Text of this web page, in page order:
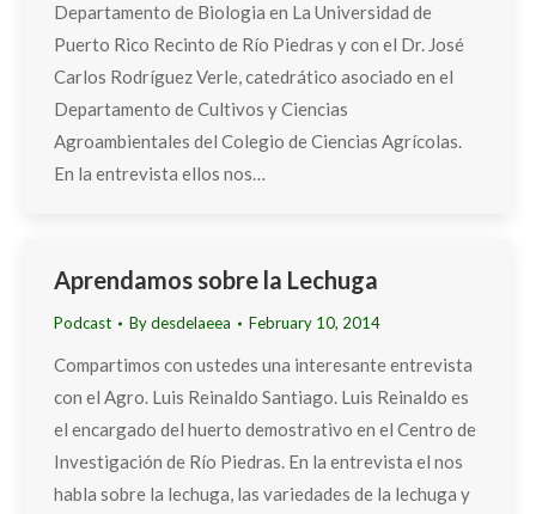
Departamento de Biologia en La Universidad de
Puerto Rico Recinto de Río Piedras y con el Dr. José
Carlos Rodríguez Verle, catedrático asociado en el
Departamento de Cultivos y Ciencias
Agroambientales del Colegio de Ciencias Agrícolas.
En la entrevista ellos nos…
Aprendamos sobre la Lechuga
Podcast Bydesdelaeea February 10, 2014
Compartimos con ustedes una interesante entrevista
con el Agro. Luis Reinaldo Santiago. Luis Reinaldo es
el encargado del huerto demostrativo en el Centro de
Investigación de Río Piedras. En la entrevista el nos
habla sobre la lechuga, las variedades de la lechuga y